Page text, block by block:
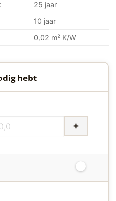
25 jaar
10 jaar
0,02 m² K/W
hebt
+